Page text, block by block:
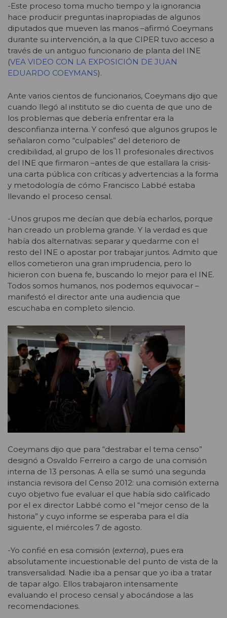
-Este proceso toma mucho tiempo y la ignorancia
hace producir preguntas inapropiadas de algunos
diputados que mueven las manos –afirmó Coeymans
durante su intervención, a la que CIPER tuvo acceso a
través de un antiguo funcionario de planta del INE
(VEA VIDEO CON LA EXPOSICIÓN DE JUAN
EDUARDO COEYMANS).
Ante varios cientos de funcionarios, Coeymans dijo que
cuando llegó al instituto se dio cuenta de que uno de
los problemas que debería enfrentar era la
desconfianza interna. Y confesó que algunos grupos le
señalaron como “culpables” del deterioro de
credibilidad, al grupo de los 11 profesionales directivos
del INE que firmaron –antes de que estallara la crisis-
una carta pública con críticas y advertencias a la forma
y metodología de cómo Francisco Labbé estaba
llevando el proceso censal.
-Unos grupos me decían que debía echarlos, porque
han creado un problema grande. Y la verdad es que
había dos alternativas: separar y quedarme con el
resto del INE o apostar por trabajar juntos. Admito que
ellos cometieron una gran imprudencia, pero lo
hicieron con buena fe, buscando lo mejor para el INE.
Todos somos humanos, nos podemos equivocar –
manifestó el director ante una audiencia que
escuchaba en completo silencio.
Coeymans dijo que para “destrabar el tema censo”
designó a Osvaldo Ferreiro a cargo de una comisión
interna de 13 personas. A ella se sumó una segunda
instancia revisora del Censo 2012: una comisión externa
cuyo objetivo fue evaluar el que había sido calificado
por el ex director Labbé como el “mejor censo de la
historia” y cuyo informe se esperaba para el día
siguiente, el miércoles 7 de agosto.
-Yo confié en esa comisión (externa), pues era
absolutamente incuestionable del punto de vista de la
transversalidad. Nadie iba a pensar que yo iba a tratar
de tapar algo. Ellos trabajaron intensamente
evaluando el proceso censal y abocándose a las
recomendaciones.